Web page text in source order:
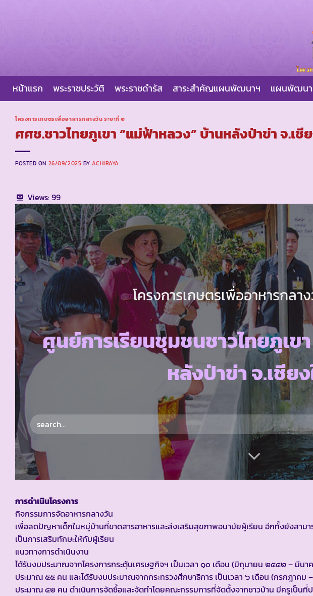
หน้าแรก พระราชประวัติ พระราชดำรัส สาระสำคัญแผนพัฒนาฯ แผนพัฒนา
โครงการเกษตรเพื่ออาหารกลางวัน ระยะที่ ๒
ศศช.ชาวไทยภูเขา “แม่ฟ้าหลวง” บ้านหลังป่าข่า จ.เชี
POSTED ON 26/09/2025 BYACHIRAYA
Views:99
โครงการเกษตรเพื่ออาหารกลา
ศูนย์การเรียนชุมชนชาวไทยภูเข
หลังป่าข่า จ.เชีย
การดำเนินโครงการ
กิจกรรมการจัดอาหารกลางวัน
เพื่อลดปัญหาเด็กในหมู่บ้านที่ขาดสารอาหารและส่งเสริมสุขภาพอนามัยผู้เรียน อีกทั้งยังสาม
เป็นการเสริมทักษะให้กับผู้เรียน
แนวทางการดำเนินงาน
ได้รับงบประมาณจากโครงการกระตุ้นเศรษฐกิจฯ เป็นเวลา ๑๐ เดือน (มิถุนายน ๒๕๔๒ – มีน
ประมาณ ๕๕ คน และได้รับงบประมาณจากกระทรวงศึกษาธิการ เป็นเวลา ๖ เดือน (กรกฎาค
ประมาณ ๔๒ คน ดำเนินการจัดซื้อและจัดทำโดยคณะกรรมการที่จัดตั้งจากชาวบ้าน มีครูเป็นที่